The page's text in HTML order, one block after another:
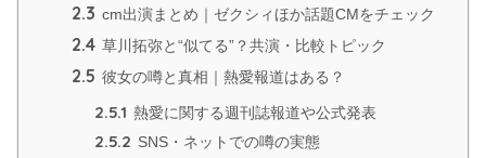
2.3 cm出演まとめ｜ゼクシィほか話題CMをチェック
2.4 草川拓弥と“似てる”？共演・比較トピック
2.5 彼女の噂と真相｜熱愛報道はある？
2.5.1 熱愛に関する週刊誌報道や公式発表
2.5.2 SNS・ネットでの噂の実態